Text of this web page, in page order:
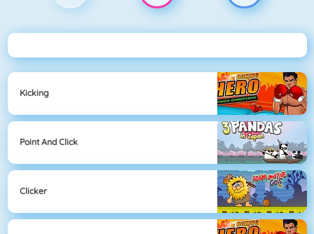
Kicking
Point And Click
Clicker